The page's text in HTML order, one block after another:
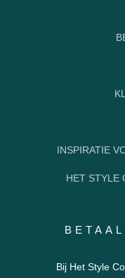
INSPIRATIE
HET STYLE
Bij Het Style